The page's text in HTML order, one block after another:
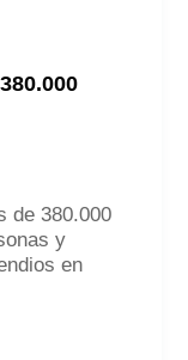
de 380.000
y
en